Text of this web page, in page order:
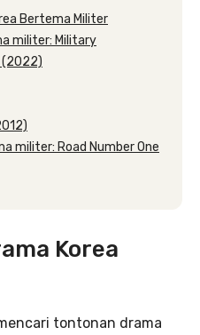
Bertema Militer
militer: Military
(2022)
militer: Road Number One
Korea
tontonan drama